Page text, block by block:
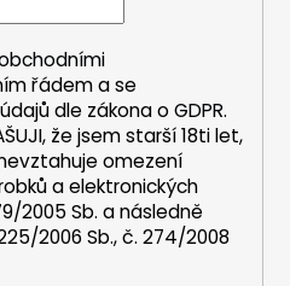
řádem a se
dle zákona oGDPR.
že jsem starší 18ti let,
omezení
a elektronických
2005 Sb. a následně
2006 Sb., č. 274/2008